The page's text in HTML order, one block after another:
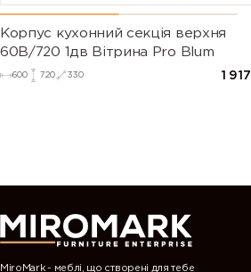
Корпус кухонний секцiя верхня
60В/720 1дв Вітрина Pro Blum
600 720 330 1 917
MiroMark - меблі, що створені для тебе